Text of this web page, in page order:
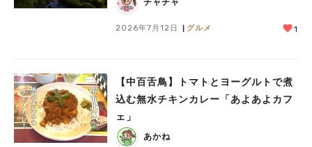
2026年7月12日 グルメ 1
【中百舌鳥】トマトとヨーグルトで煮
込む無水チキンカレー「あよあよカフ
ェ」
あかね